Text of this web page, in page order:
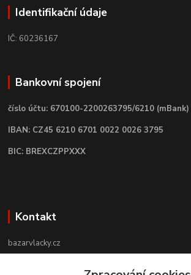
Identifikační údaje
IČ: 60236167
Bankovní spojení
číslo účtu: 670100-2200263795/6210 (mBank)
IBAN: CZ45 6210 6701 0022 0026 3795
BIC: BREXCZPPXXX
Kontakt
bazarvlacky.cz